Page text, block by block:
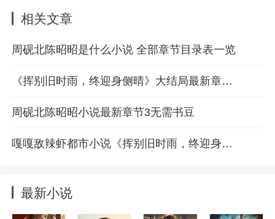
点被我撞掉。四目相对，他打量
是我那个木头前女友吗？”我
相关文章
周砚北陈昭昭是什么小说 全部章节目录表一览
《挥别旧时雨，终迎身侧晴》大结局最新章节第2章
周砚北陈昭昭小说最新章节3无需书豆
嘎嘎敌辣虾都市小说《挥别旧时雨，终迎身侧晴》最新章节4阅读
最新小说